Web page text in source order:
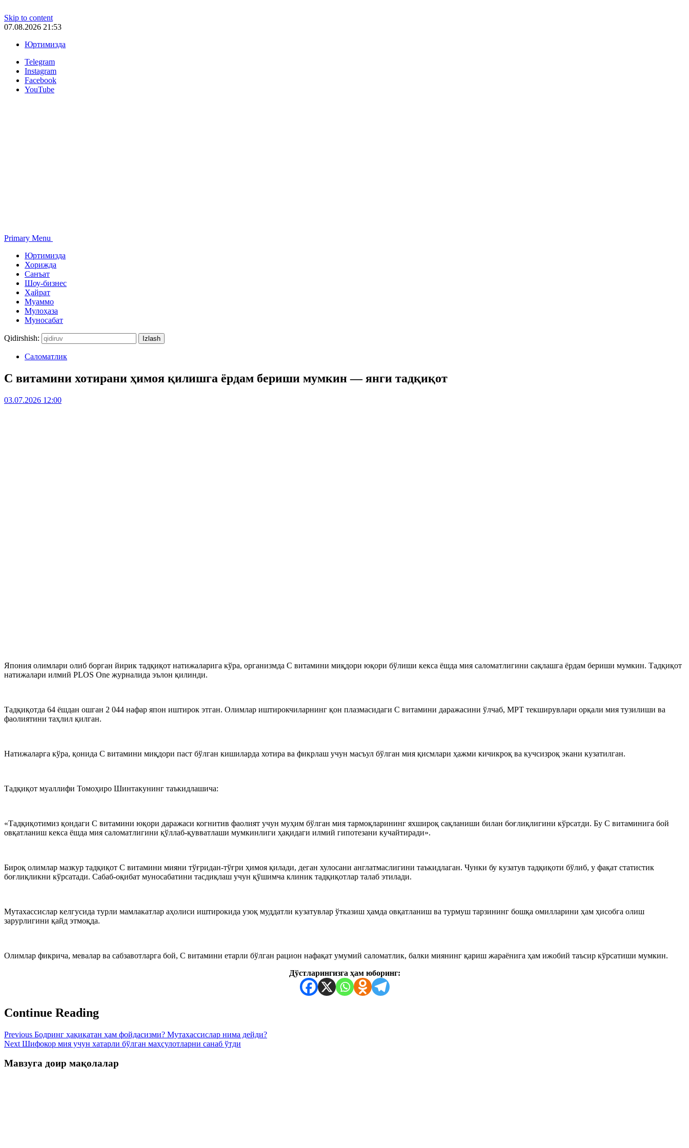
Skip to content
07.08.2026 21:53
Юртимизда
Telegram
Instagram
Facebook
YouTube
Primary Menu
Юртимизда
Хорижда
Санъат
Шоу-бизнес
Ҳайрат
Муаммо
Мулоҳаза
Муносабат
Qidirshish:
Саломатлик
С витамини хотирани ҳимоя қилишга ёрдам бериши мумкин — янги тадқиқот
03.07.2026 12:00
Япония олимлари олиб борган йирик тадқиқот натижаларига кўра, организмда С витамини миқдори юқори бўлиши кекса ёшда мия саломатлигини сақлашга ёрдам бериши мумкин. Тадқиқот
натижалари илмий PLOS One журналида эълон қилинди.
Тадқиқотда 64 ёшдан ошган 2 044 нафар япон иштирок этган. Олимлар иштирокчиларнинг қон плазмасидаги С витамини даражасини ўлчаб, МРТ текширувлари орқали мия тузилиши ва
фаолиятини таҳлил қилган.
Натижаларга кўра, қонида С витамини миқдори паст бўлган кишиларда хотира ва фикрлаш учун масъул бўлган мия қисмлари ҳажми кичикроқ ва кучсизроқ экани кузатилган.
Тадқиқот муаллифи Томоҳиро Шинтакунинг таъкидлашича:
«Тадқиқотимиз қондаги С витамини юқори даражаси когнитив фаолият учун муҳим бўлган мия тармоқларининг яхшироқ сақланиши билан боғлиқлигини кўрсатди. Бу С витаминига бой
овқатланиш кекса ёшда мия саломатлигини қўллаб-қувватлаши мумкинлиги ҳақидаги илмий гипотезани кучайтиради».
Бироқ олимлар мазкур тадқиқот С витамини мияни тўғридан-тўғри ҳимоя қилади, деган хулосани англатмаслигини таъкидлаган. Чунки бу кузатув тадқиқоти бўлиб, у фақат статистик
боғлиқликни кўрсатади. Сабаб-оқибат муносабатини тасдиқлаш учун қўшимча клиник тадқиқотлар талаб этилади.
Мутахассислар келгусида турли мамлакатлар аҳолиси иштирокида узоқ муддатли кузатувлар ўтказиш ҳамда овқатланиш ва турмуш тарзининг бошқа омилларини ҳам ҳисобга олиш
зарурлигини қайд этмоқда.
Олимлар фикрича, мевалар ва сабзавотларга бой, С витамини етарли бўлган рацион нафақат умумий саломатлик, балки миянинг қариш жараёнига ҳам ижобий таъсир кўрсатиши мумкин.
Дўстларингизга ҳам юборинг:
Continue Reading
Previous Бодринг ҳақиқатан ҳам фойдасизми? Мутахассислар нима дейди?
Next Шифокор мия учун хатарли бўлган маҳсулотларни санаб ўтди
Мавзуга доир мақолалар